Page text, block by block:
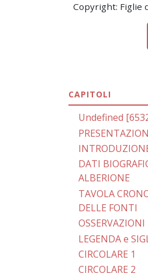
Copyright: Figlie
CAPITOLI
Undefined
DATI
ALBERIONE
TAVOLA
DELLE FONTI
LEGENDA e
CIRCOLARE 1
CIRCOLARE 2